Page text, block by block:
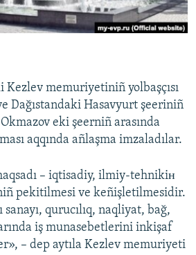
memuriyetiniñ yolbaşçısı
Dağıstandaki Hasavyurt şeeriniñ
eki şeerniñ arasında
aqqında añlaşma imzaladılar.
– iqtisadiy, ilmiy-tehnikiн
pekitilmesi ve keñişletilmesidir.
sanayı, qurucılıq, naqliyat, bağ,
iş munasebetlerini inkişaf
– dep aytıla Kezlev memuriyeti